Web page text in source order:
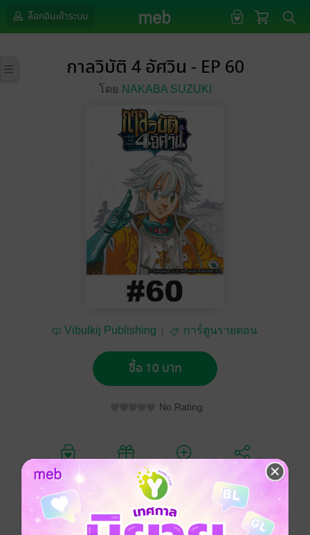
ล็อกอินเข้าระบบ
กาลวิบัติ 4 อัศวิน - EP 60
โดย NAKABA SUZUKI
Vibulkij Publishing การ์ตูนรายตอน
ซื้อ 10 บาท
No Rating
อยากได้ ซื้อเป็นของขวัญ
การ์ตูนญี่ปุ่น แอกชัน ผจญภัย แฟนตาซี